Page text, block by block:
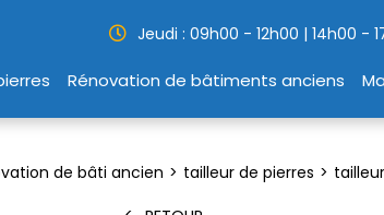
Jeudi : 09h00 - 12h00 | 14h00 -
Rénovation de bâtiments anciens
de bâti ancien tailleur de pierres